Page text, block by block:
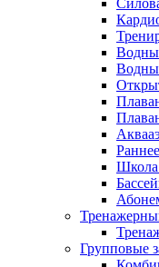
Школа
Групповые